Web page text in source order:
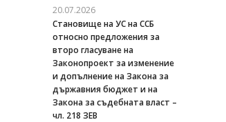
20.07.2026
Становище на УС на ССБ
относно предложения за
второ гласуване на
Законопроект за изменение
и допълнение на Закона за
държавния бюджет и на
Закона за съдебната власт –
чл. 218 ЗЕВ